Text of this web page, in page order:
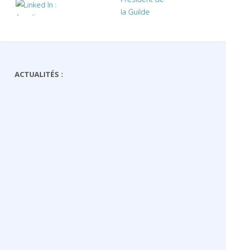
ACTUALITÉS :